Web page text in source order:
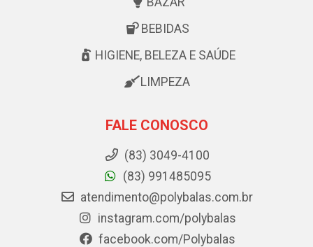
BEBIDAS
HIGIENE, BELEZA E SAÚDE
LIMPEZA
FALE CONOSCO
(83) 3049-4100
(83) 991485095
atendimento@polybalas.com.br
instagram.com/polybalas
facebook.com/Polybalas